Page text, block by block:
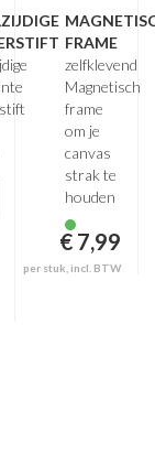
+
FRAME
zelfklevend
Magnetisch
frame
om je
canvas
strak te
houden
€ 7,99
per stuk, incl. BTW